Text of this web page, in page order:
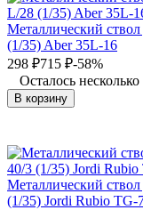
Металлический
(1/35) Aber 35L-16
298 ₽715 ₽-58%
Осталось
В корзину
Металлический
(1/35) Jordi Rubio TG-